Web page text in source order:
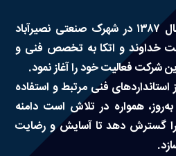
شرکت آدر توان نامی در سال ۱۳۸۷ در شهرک صنعتی نصیرآباد
خداوند و اتکا به تخصص فنی و
شرکت فعالیت خود را آغاز نمود.
استانداردهای فنی مرتبط و استفاده
همواره در تلاش است دامنه
گسترش دهد تا آسایش و رضایت